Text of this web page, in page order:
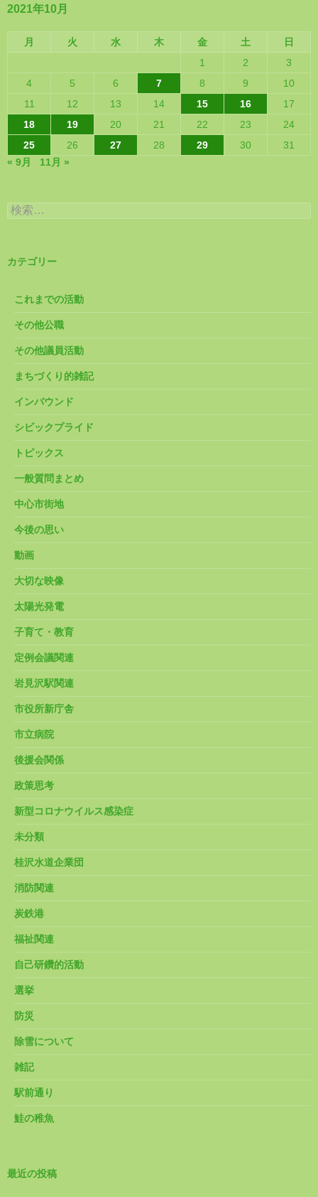
2021年10月
月 火 水 木 金 土
日
1
2
3
4
5 6 7 8 9
10
11
12 13 14 15 16
17
18
19 20 21 22 23
24
25
26 27 28 29 30
31
« 9月
11月 »
検
索:
カテゴリー
これまでの活動
その他公職
その他議員活動
まちづくり的雑記
インバウンド
シビックプライド
トピックス
一般質問まとめ
中心市街地
今後の思い
動画
大切な映像
太陽光発電
子育て・教育
定例会議関連
岩見沢駅関連
市役所新庁舎
市立病院
後援会関係
政策思考
新型コロナウイルス感染症
未分類
桂沢水道企業団
消防関連
炭鉄港
福祉関連
自己研鑽的活動
選挙
防災
除雪について
雑記
駅前通り
鮭の稚魚
最近の投稿